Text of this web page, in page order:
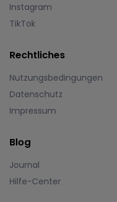
Instagram
TikTok
Rechtliches
Nutzungsbedingungen
Datenschutz
Impressum
Blog
Journal
Hilfe-Center